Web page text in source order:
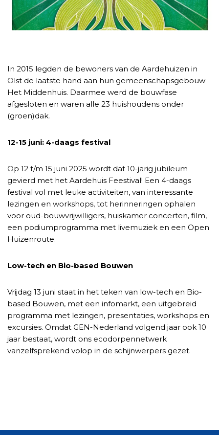
In 2015 legden de bewoners van de Aardehuizen in
Olst de laatste hand aan hun gemeenschapsgebouw
Het Middenhuis. Daarmee werd de bouwfase
afgesloten en waren alle 23 huishoudens onder
(groen)dak.
12-15 juni: 4-daags festival
Op 12 t/m 15 juni 2025 wordt dat 10-jarig jubileum
gevierd met het Aardehuis Feestival! Een 4-daags
festival vol met leuke activiteiten, van interessante
lezingen en workshops, tot herinneringen ophalen
voor oud-bouwvrijwilligers, huiskamer concerten, film,
een podiumprogramma met livemuziek en een Open
Huizenroute.
Low-tech en Bio-based Bouwen
Vrijdag 13 juni staat in het teken van low-tech en Bio-
based Bouwen, met een infomarkt, een uitgebreid
programma met lezingen, presentaties, workshops en
excursies. Omdat GEN-Nederland volgend jaar ook 10
jaar bestaat, wordt ons ecodorpennetwerk
vanzelfsprekend volop in de schijnwerpers gezet.